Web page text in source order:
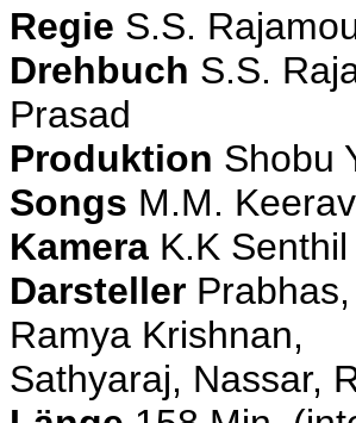
Regie S.S.
Drehbuch S.S.
Prasad
Produktion Shobu
Songs M.M.
Kamera K.K
Darsteller
Ramya Krishnan,
Sathyaraj, Nassar,